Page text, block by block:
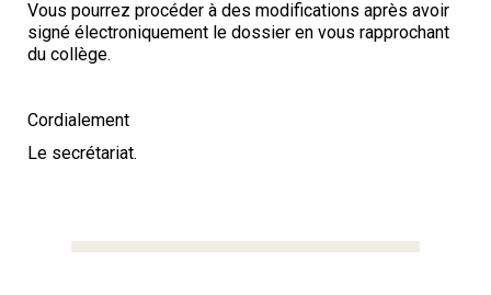
Vous pourrez procéder à des modifications après avoir
signé électroniquement le dossier en vous rapprochant
du collège.
Cordialement
Le secrétariat.